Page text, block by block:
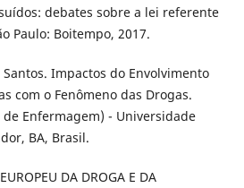
debates sobre a lei referente
Paulo: Boitempo, 2017.
Santos. Impactos do Envolvimento
com o Fenômeno das Drogas.
de Enfermagem) - Universidade
BA, Brasil.
DA DROGA E DA